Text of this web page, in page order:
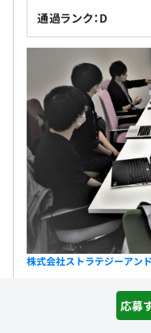
技術的バックグラウ
（Java, Go, Python,
は生成AI技術の研究開
GPT-3/4, Claude,
ードしてきました。
特にLLMを活用した自
を支援するAIシステム
しかし、上司の最大の
アの「成長と自律」を
ります。
メンバーに細かく指示
適切な裁量権付与によ
応募
通過ランク：D
株式会社ストラテジーアン
以下のような業務をお